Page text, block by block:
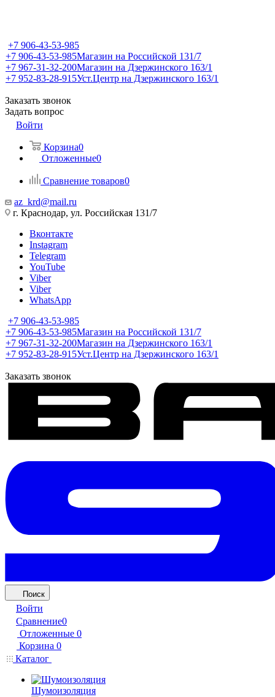
+7 906-43-53-985
+7 906-43-53-985Магазин на Российской 131/7
+7 967-31-32-200Магазин на Дзержинского 163/1
+7 952-83-28-915Уст.Центр на Дзержинского 163/1
Заказать звонок
Задать вопрос
Войти
Корзина0
Отложенные0
Сравнение товаров0
az_krd@mail.ru
г. Краснодар, ул. Российская 131/7
Вконтакте
Instagram
Telegram
YouTube
Viber
Viber
WhatsApp
+7 906-43-53-985
+7 906-43-53-985Магазин на Российской 131/7
+7 967-31-32-200Магазин на Дзержинского 163/1
+7 952-83-28-915Уст.Центр на Дзержинского 163/1
Заказать звонок
Поиск
Войти
Сравнение0
Отложенные 0
Корзина 0
Каталог
Шумоизоляция